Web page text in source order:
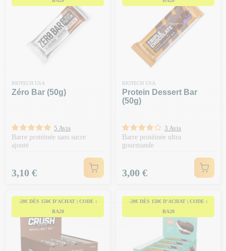
BIOTECH USA
Zéro Bar (50g)
5 Avis
Barre protéinée sans sucre
ajouté
Prix
3,10 €
BIOTECH USA
Protein Dessert Bar
(50g)
3 Avis
Barre protéinée ultra
gourmande
Prix
3,00 €
-20€ DÈS 150€ D'ACHAT | CODE :
BA20
-20€ DÈS 150€ D'ACHAT | CODE :
BA20